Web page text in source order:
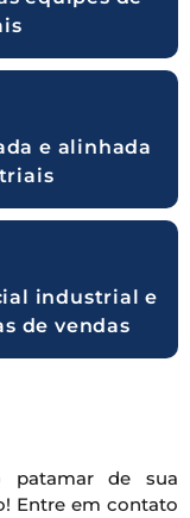
e alinhada
industrial e
de vendas
patamar de sua
Entre em contato